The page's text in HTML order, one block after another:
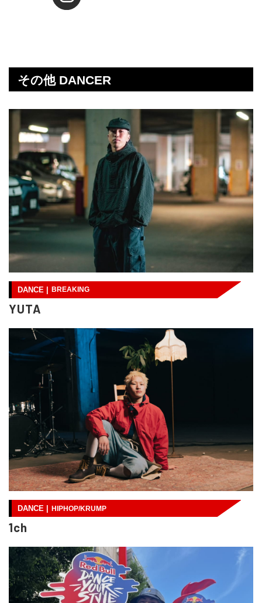
その他 DANCER
DANCE | BREAKING
YUTA
DANCE | HIPHOP/KRUMP
1ch